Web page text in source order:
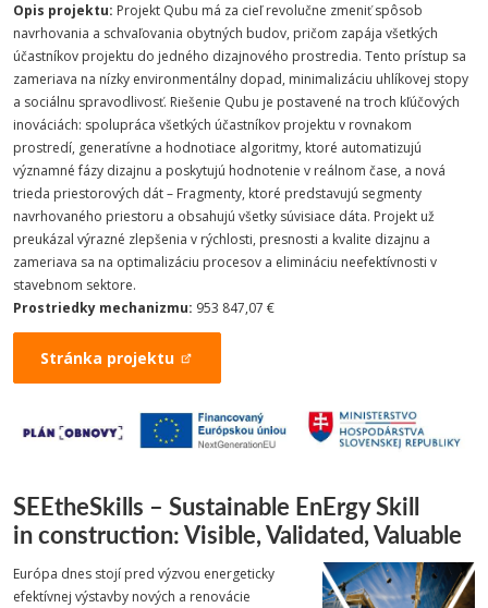
Opis projektu: Projekt Qubu má za cieľ revolučne zmeniť spôsob
navrhovania a schvaľovania obytných budov, pričom zapája všetkých
účastníkov projektu do jedného dizajnového prostredia. Tento prístup sa
zameriava na nízky environmentálny dopad, minimalizáciu uhlíkovej stopy
a sociálnu spravodlivosť. Riešenie Qubu je postavené na troch kľúčových
inováciách: spolupráca všetkých účastníkov projektu v rovnakom
prostredí, generatívne a hodnotiace algoritmy, ktoré automatizujú
významné fázy dizajnu a poskytujú hodnotenie v reálnom čase, a nová
trieda priestorových dát – Fragmenty, ktoré predstavujú segmenty
navrhovaného priestoru a obsahujú všetky súvisiace dáta. Projekt už
preukázal výrazné zlepšenia v rýchlosti, presnosti a kvalite dizajnu a
zameriava sa na optimalizáciu procesov a elimináciu neefektívnosti v
stavebnom sektore.
Prostriedky mechanizmu: 953 847,07 €
Stránka projektu
SEEtheSkills – Sustainable EnErgy Skill
in construction: Visible, Validated, Valuable
Európa dnes stojí pred výzvou energeticky
efektívnej výstavby nových a renovácie